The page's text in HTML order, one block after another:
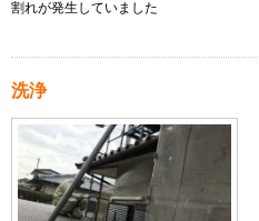
割れが発生していました
洗浄